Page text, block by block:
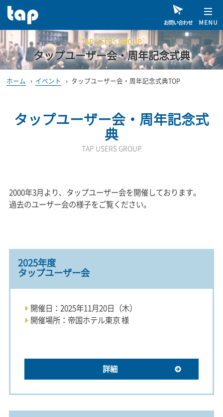
TAP USERS GROUP
タップユーザー会・周年記念式典
ホーム › イベント › タップユーザー会・周年記念式典TOP
タップユーザー会・周年記念式
典
TAP USERS GROUP
2000年3月より、タップユーザー会を開催しております。
過去のユーザー会の様子をご覧ください。
2025年度
タップユーザー会
開催日：2025年11月20日（木）
開催場所：帝国ホテル東京 様
詳細